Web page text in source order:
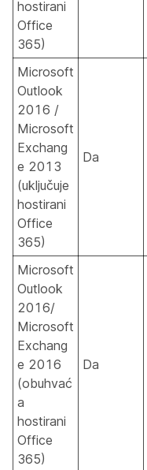
hostirani
Office
365)
Microsoft
Outlook
2016 /
Microsoft
Exchang
e 2013
(uključuje
hostirani
Office
365)
Da
Microsoft
Outlook
2016/
Microsoft
Exchang
e 2016
(obuhvać
a
hostirani
Office
365)
Da